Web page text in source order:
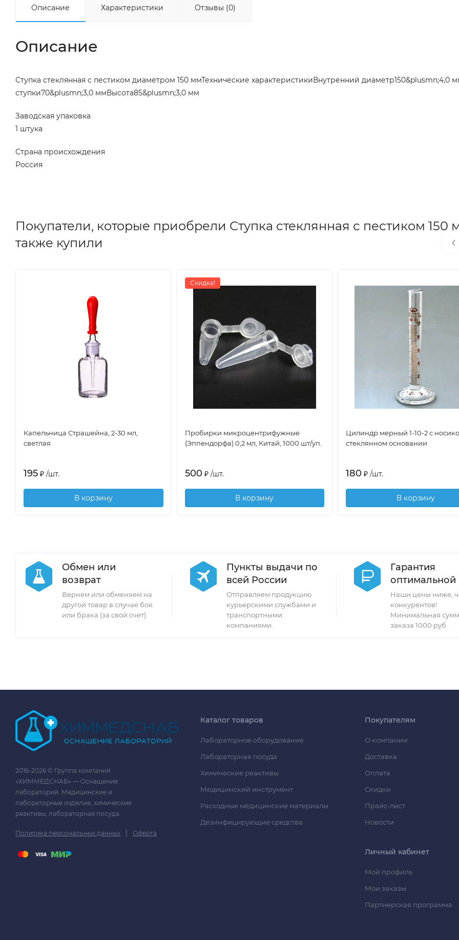
Описание Характеристики Отзывы (0)
Описание
Ступка стеклянная с пестиком диаметром 150 ммТехнические характеристикиВнутренний диаметр150&plusmn;4,0
ступки70&plusmn;3,0 ммВысота85&plusmn;3,0 мм
Заводская упаковка
1 штука
Страна происхождения
Россия
Покупатели, которые приобрели Ступка стеклянная с пестиком 150
также купили
Капельница Страшейна, 2-30 мл,
светлая
195 ₽ /шт.
В корзину
Скидка!
Пробирки микроцентрифужные
(Эппендорфа) 0,2 мл, Китай, 1000 шт/уп.
500 ₽ /шт.
В корзину
Цилиндр мерный 1-10-2 с
стеклянном основании
180 ₽ /шт.
В корзину
‹
Обмен или
возврат
Вернем или обменяем на
другой товар в случае боя
или брака (за свой счет).
Пункты выдачи по
всей России
Отправляем продукцию
курьерскими службами и
транспортными
компаниями.
Гарантия
оптимальной
Наши цены ниже,
конкурентов!
Минимальная
заказа 1000 руб.
2016-2026 © Группа компаний
«ХИММЕДСНАБ» — Оснащение
лабораторий. Медицинские и
лабораторные изделия, химические
реактивы, лабораторная посуда.
Политика персональных данных | Оферта
Каталог товаров
Лабораторное оборудование
Лабораторная посуда
Химические реактивы
Медицинский инструмент
Расходные медицинские материалы
Дезинфицирующие средства
Покупателям
О компании
Доставка
Оплата
Скидки
Прайс-лист
Новости
Личный кабинет
Мой профиль
Мои заказы
Партнерская программа